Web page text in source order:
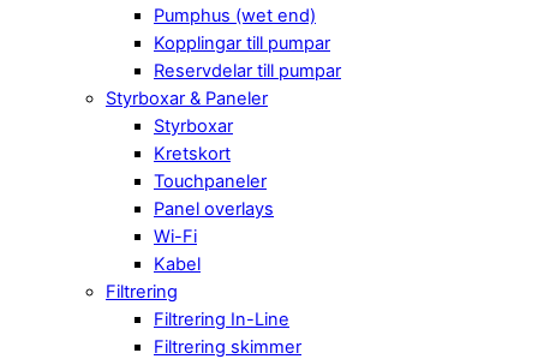
Pumphus (wet end)
Kopplingar till pumpar
Reservdelar till pumpar
Styrboxar & Paneler
Styrboxar
Kretskort
Touchpaneler
Panel overlays
Wi-Fi
Kabel
Filtrering
Filtrering In-Line
Filtrering skimmer